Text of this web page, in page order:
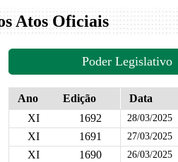
Atos Oficiais
Poder Legislativo
Ano Edição
Data
XI
1692 28/03/2025
XI 1691 27/03/2025
XI 1690 26/03/2025